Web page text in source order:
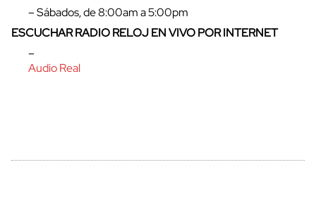
– Sábados, de 8:00am a 5:00pm
ESCUCHAR RADIO RELOJ EN VIVO POR INTERNET
–
Audio Real